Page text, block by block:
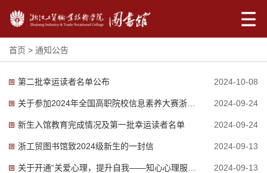
首页 > 通知公告
第二批幸运读者名单公布 2024-10-08
2024-09-24
新生入馆教育完成情况及第一批幸运读者名单 2024-09-24
浙工贸图书馆致2024级新生的一封信 2024-09-13
2024-09-13